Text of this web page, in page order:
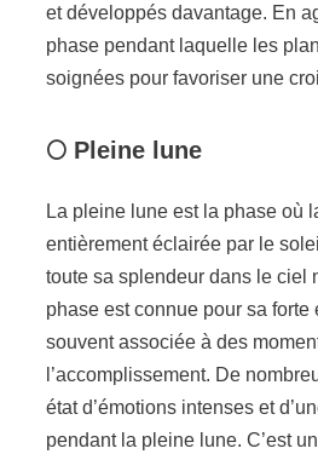
et développés davantage. En
phase pendant laquelle les
soignées pour favoriser une
🌕 Pleine lune
La pleine lune est la phase où
entièrement éclairée par le
toute sa splendeur dans le ciel
phase est connue pour sa forte
souvent associée à des
l’accomplissement. De
état d’émotions intenses et
pendant la pleine lune. C’est